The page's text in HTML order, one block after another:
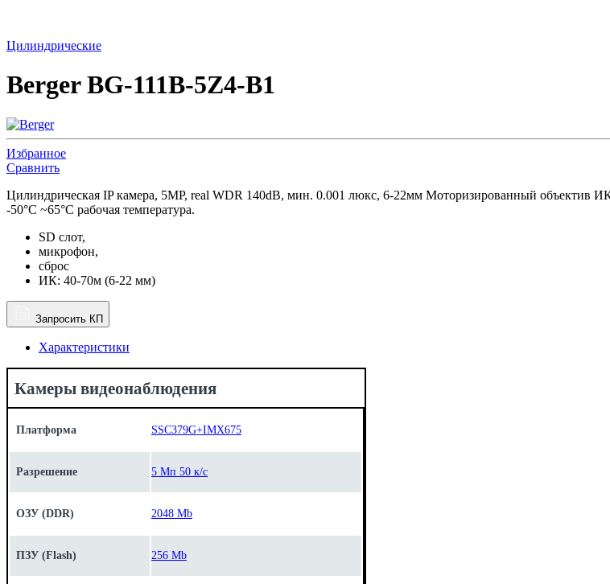
Цилиндрические
Berger BG-111B-5Z4-B1
Избранное
Сравнить
Цилиндрическая IP камера, 5MP, real WDR 140dB, мин. 0.001 люкс, 6-22мм Моторизированный объектив
-50°C ~65°C рабочая температура.
SD слот,
микрофон,
сброс
ИК: 40-70м (6-22 мм)
Запросить КП
Характеристики
Камеры видеонаблюдения
Платформа SSC379G+IMX675
Разрешение 5 Мп 50 к/с
ОЗУ (DDR) 2048 Mb
ПЗУ (Flash) 256 Mb